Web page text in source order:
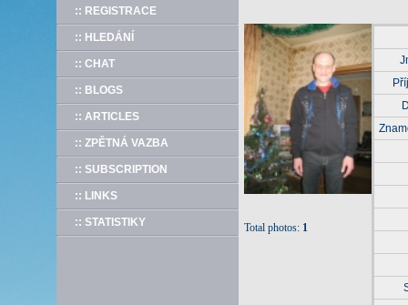
:: REGISTRACE
:: HLEDÁNÍ
:: CHAT
:: BLOGS
:: ARTICLES
:: ZPĚTNÁ VAZBA
:: SUBSCRIPTION
:: LINKS
:: STATISTIKY Total photos: 1